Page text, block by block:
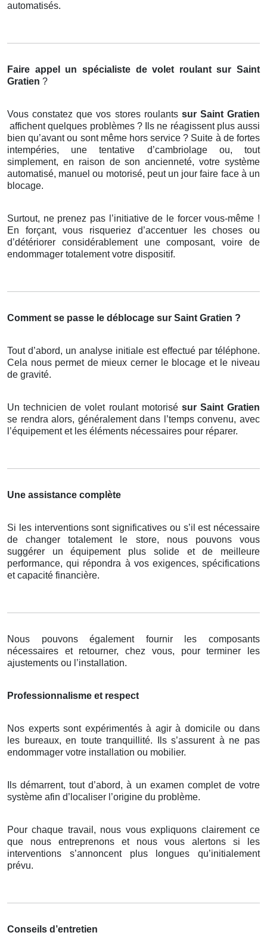
automatisés.
Faire appel un spécialiste de volet roulant sur Saint
Gratien ?
Vous constatez que vos stores roulants sur Saint Gratien
affichent quelques problèmes ? Ils ne réagissent plus aussi
bien qu’avant ou sont même hors service ? Suite à de fortes
intempéries, une tentative d’cambriolage ou, tout
simplement, en raison de son ancienneté, votre système
automatisé, manuel ou motorisé, peut un jour faire face à un
blocage.
Surtout, ne prenez pas l’initiative de le forcer vous-même !
En forçant, vous risqueriez d’accentuer les choses ou
d’détériorer considérablement une composant, voire de
endommager totalement votre dispositif.
Comment se passe le déblocage sur Saint Gratien ?
Tout d’abord, un analyse initiale est effectué par téléphone.
Cela nous permet de mieux cerner le blocage et le niveau
de gravité.
Un technicien de volet roulant motorisé sur Saint Gratien
se rendra alors, généralement dans l’temps convenu, avec
l’équipement et les éléments nécessaires pour réparer.
Une assistance complète
Si les interventions sont significatives ou s’il est nécessaire
de changer totalement le store, nous pouvons vous
suggérer un équipement plus solide et de meilleure
performance, qui répondra à vos exigences, spécifications
et capacité financière.
Nous pouvons également fournir les composants
nécessaires et retourner, chez vous, pour terminer les
ajustements ou l’installation.
Professionnalisme et respect
Nos experts sont expérimentés à agir à domicile ou dans
les bureaux, en toute tranquillité. Ils s’assurent à ne pas
endommager votre installation ou mobilier.
Ils démarrent, tout d’abord, à un examen complet de votre
système afin d’localiser l’origine du problème.
Pour chaque travail, nous vous expliquons clairement ce
que nous entreprenons et nous vous alertons si les
interventions s’annoncent plus longues qu’initialement
prévu.
Conseils d’entretien